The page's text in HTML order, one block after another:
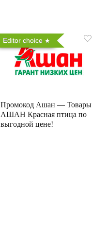
Editor choice
Промокод Ашан — Товары
АШАН Красная птица по
выгодной цене!